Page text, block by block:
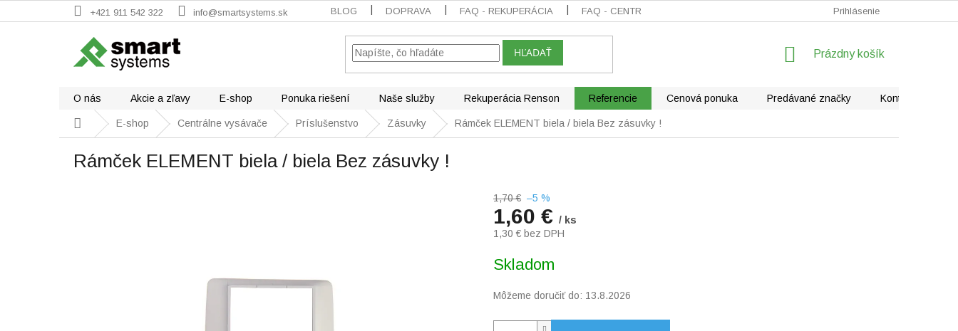
na
+421 911 542 322 info@smartsystems.sk BLOG DOPRAVA FAQ - REKUPERÁCIA FAQ - CENTRÁLNE VYSÁVAČE FAQ - KLIMATIZÁCIE REKLAMÁCIE
Prihlásenie
HĽADAŤ
NÁKUPNÝ
Prázdny košík
O nás Akcie a zľavy E-shop Ponuka riešení Naše služby Rekuperácia Renson Referencie Cenová ponuka Predávané značky Kontakty
DomovE-shop Centrálne vysávače Príslušenstvo Zásuvky Rámček ELEMENT biela / biela Bez zásuvky !
Rámček ELEMENT biela / biela Bez zásuvky !
1,70 € –5 %
1,60 € / ks
1,30 € bez DPH
cena:
Skladom
Môžeme doručiť do: 13.8.2026